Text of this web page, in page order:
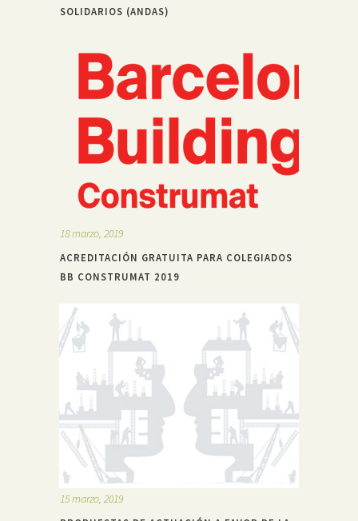
SOLIDARIOS (ANDAS)
18 marzo, 2019
ACREDITACIÓN GRATUITA PARA COLEGIADOS
BB CONSTRUMAT 2019
15 marzo, 2019